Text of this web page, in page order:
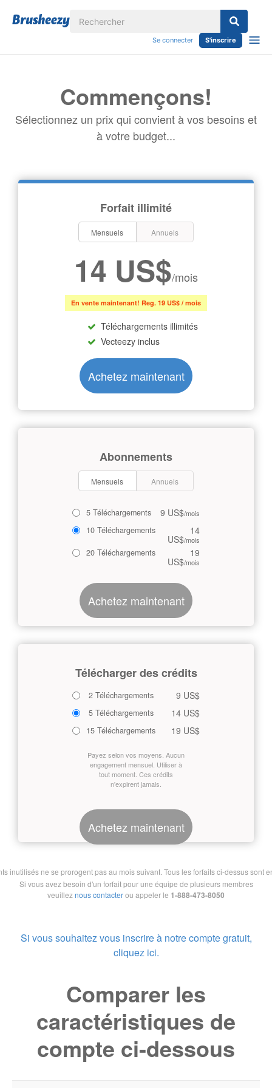
Se connecter S'inscrire
Commençons!
Sélectionnez un prix qui convient à vos besoins et
à votre budget...
Forfait illimité
Mensuels Annuels
14 US$/mois
En vente maintenant! Reg. 19 US$ / mois
Téléchargements illimités
Vecteezy inclus
Achetez maintenant
Abonnements
Mensuels Annuels
5 Téléchargements 9 US$/mois
10 Téléchargements 14
US$/mois
20 Téléchargements 19
US$/mois
Achetez maintenant
Télécharger des crédits
2 Téléchargements 9 US$
5 Téléchargements 14 US$
15 Téléchargements 19 US$
Payez selon vos moyens. Aucun
engagement mensuel. Utiliser à
tout moment. Ces crédits
n'expirent jamais.
Achetez maintenant
inutilisés ne se prorogent pas au mois suivant. Tous les forfaits ci-dessus sont
Si vous avez besoin d'un forfait pour une équipe de plusieurs membres
veuilleznous contacterou appeler le 1-888-473-8050
Si vous souhaitez vous inscrire à notre compte gratuit,
cliquez ici.
Comparer les
caractéristiques de
compte ci-dessous